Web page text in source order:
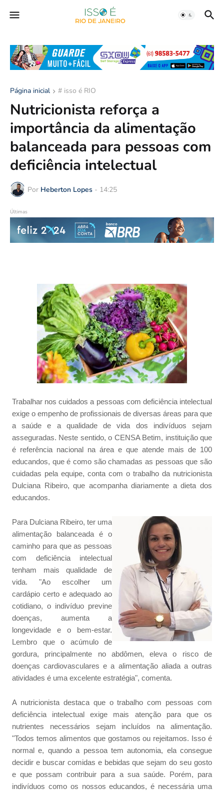
Página inicial # isso é RIO
Nutricionista reforça a
importância da alimentação
balanceada para pessoas com
deficiência intelectual
Por Heberton Lopes - 14:25
Últimas
Trabalhar nos cuidados a pessoas com deficiência intelectual
exige o empenho de profissionais de diversas áreas para que
a saúde e a qualidade de vida dos indivíduos sejam
asseguradas. Neste sentido, o CENSA Betim, instituição que
é referência nacional na área e que atende mais de 100
educandos, que é como são chamadas as pessoas que são
cuidadas pela equipe, conta com o trabalho da nutricionista
Dulciana Ribeiro, que acompanha diariamente a dieta dos
educandos.
Para Dulciana Ribeiro, ter uma
alimentação balanceada é o
caminho para que as pessoas
com deficiência intelectual
tenham mais qualidade de
vida. "Ao escolher um
cardápio certo e adequado ao
cotidiano, o indivíduo previne
doenças, aumenta a
longevidade e o bem-estar.
Lembro que o acúmulo de
gordura, principalmente no abdômen, eleva o risco de
doenças cardiovasculares e a alimentação aliada a outras
atividades é uma excelente estratégia", comenta.
A nutricionista destaca que o trabalho com pessoas com
deficiência intelectual exige mais atenção para que os
nutrientes necessários sejam incluídos na alimentação.
"Todos temos alimentos que gostamos ou rejeitamos. Isso é
normal e, quando a pessoa tem autonomia, ela consegue
decidir e buscar comidas e bebidas que sejam do seu gosto
e que possam contribuir para a sua saúde. Porém, para
indivíduos como os nossos educandos, é necessária uma